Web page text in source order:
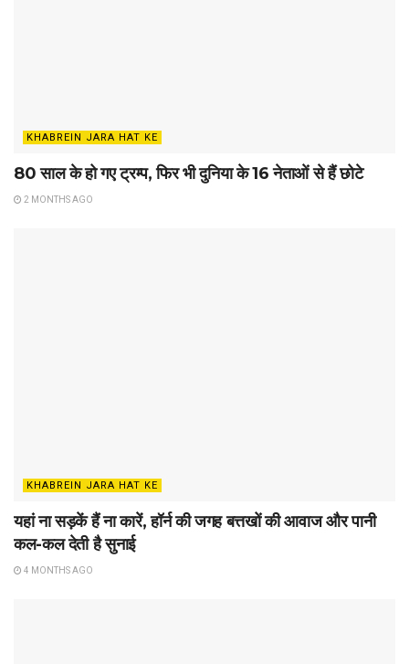
KHABREIN JARA HAT KE
80 साल के हो गए ट्रम्प, फिर भी दुनिया के 16 नेताओं से हैं छोटे
2 MONTHS AGO
KHABREIN JARA HAT KE
यहां ना सड़कें हैं ना कारें, हॉर्न की जगह बत्तखों की आवाज और पानी
कल-कल देती है सुनाई
4 MONTHS AGO